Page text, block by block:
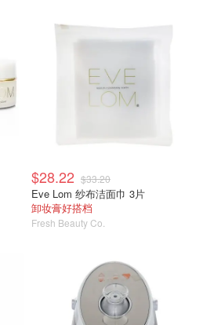
$28.22 $33.20
Eve Lom 纱布洁面巾 3片
卸妆膏好搭档
Fresh Beauty Co.